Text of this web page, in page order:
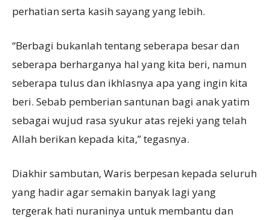
perhatian serta kasih sayang yang lebih.
“Berbagi bukanlah tentang seberapa besar dan
seberapa berharganya hal yang kita beri, namun
seberapa tulus dan ikhlasnya apa yang ingin kita
beri. Sebab pemberian santunan bagi anak yatim
sebagai wujud rasa syukur atas rejeki yang telah
Allah berikan kepada kita,” tegasnya.
Diakhir sambutan, Waris berpesan kepada seluruh
yang hadir agar semakin banyak lagi yang
tergerak hati nuraninya untuk membantu dan